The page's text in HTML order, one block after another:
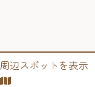
周辺スポットを表示